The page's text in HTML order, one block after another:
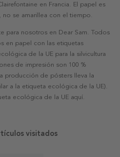
en Francia. El papel es
se amarillea con el tiempo.
para nosotros en Dear Sam. Todos
en papel con las etiquetas
de la UE para la silvicultura
de impresión son 100 %
producción de pósters lleva la
a la etiqueta ecológica de la UE).
ecológica de la UE aquí.
visitados